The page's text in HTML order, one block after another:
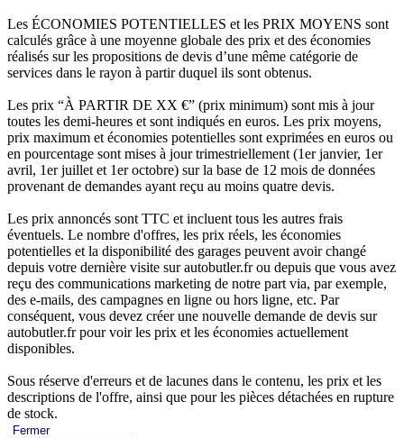
Les ÉCONOMIES POTENTIELLES et les PRIX MOYENS sont
calculés grâce à une moyenne globale des prix et des économies
réalisés sur les propositions de devis d’une même catégorie de
services dans le rayon à partir duquel ils sont obtenus.
Les prix “À PARTIR DE XX €” (prix minimum) sont mis à jour
toutes les demi-heures et sont indiqués en euros. Les prix moyens,
prix maximum et économies potentielles sont exprimées en euros ou
en pourcentage sont mises à jour trimestriellement (1er janvier, 1er
avril, 1er juillet et 1er octobre) sur la base de 12 mois de données
provenant de demandes ayant reçu au moins quatre devis.
Les prix annoncés sont TTC et incluent tous les autres frais
éventuels. Le nombre d'offres, les prix réels, les économies
potentielles et la disponibilité des garages peuvent avoir changé
depuis votre dernière visite sur autobutler.fr ou depuis que vous avez
reçu des communications marketing de notre part via, par exemple,
des e-mails, des campagnes en ligne ou hors ligne, etc. Par
conséquent, vous devez créer une nouvelle demande de devis sur
autobutler.fr pour voir les prix et les économies actuellement
disponibles.
Sous réserve d'erreurs et de lacunes dans le contenu, les prix et les
descriptions de l'offre, ainsi que pour les pièces détachées en rupture
de stock.
Fermer